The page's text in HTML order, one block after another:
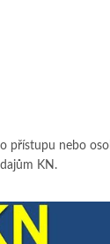
přístupu nebo
KN.